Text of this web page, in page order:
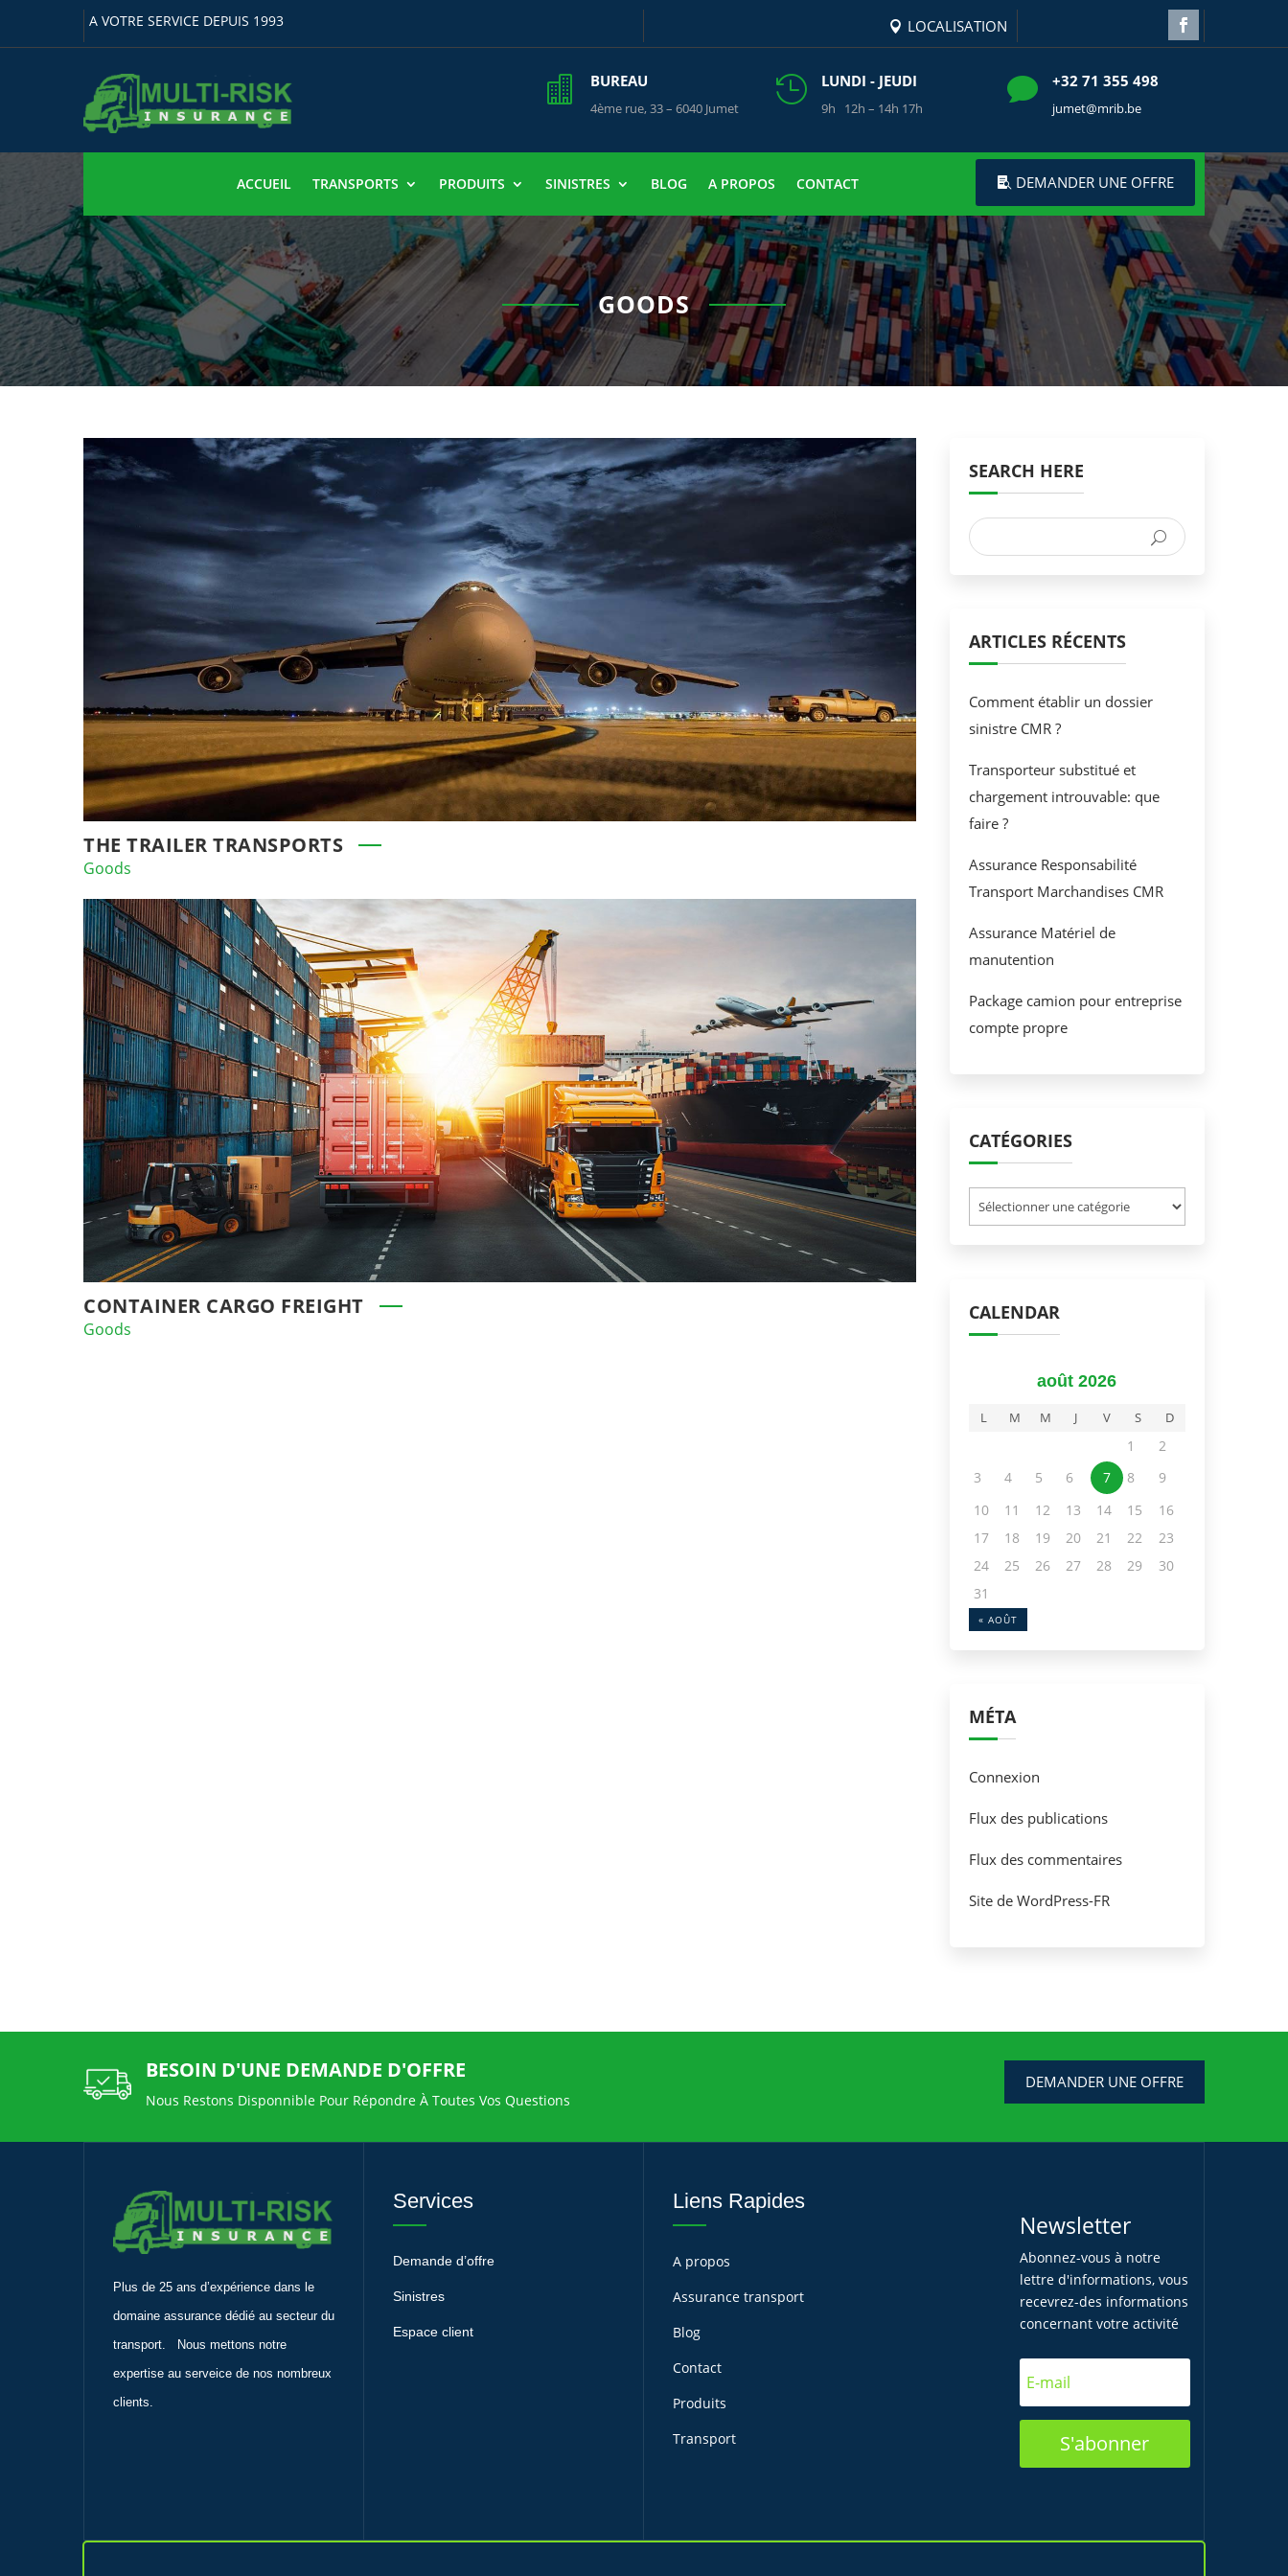
A VOTRE SERVICE DEPUIS 1993 LOCALISATION
 BUREAU
4ème rue, 33 – 6040 Jumet
 LUNDI - JEUDI
9h 12h – 14h 17h
 +32 71 355 498
jumet@mrib.be
ACCUEIL TRANSPORTS PRODUITS SINISTRES BLOG A PROPOS CONTACT DEMANDER UNE OFFRE
GOODS
THE TRAILER TRANSPORTS
Goods
CONTAINER CARGO FREIGHT
Goods
SEARCH HERE
ARTICLES RÉCENTS
Comment établir un dossier
sinistre CMR ?
Transporteur substitué et
chargement introuvable: que
faire ?
Assurance Responsabilité
Transport Marchandises CMR
Assurance Matériel de
manutention
Package camion pour entreprise
compte propre
CATÉGORIES
Catégories
CALENDAR
août 2026
L M M J V S D
1
2
3
4 5 6 7 8
9
10
11 12 13 14 15
16
17
18 19 20 21 22
23
24
25 26 27 28 29
30
31
« AOÛT
MÉTA
Connexion
Flux des publications
Flux des commentaires
Site de WordPress-FR
BESOIN D'UNE DEMANDE D'OFFRE
Nous Restons Disponnible Pour Répondre À Toutes Vos Questions
DEMANDER UNE OFFRE
Plus de 25 ans d’expérience dans le
domaine assurance dédié au secteur du
transport. Nous mettons notre
expertise au serveice de nos nombreux
clients.
Services
Demande d’offre
Sinistres
Espace client
Liens Rapides
A propos
Assurance transport
Blog
Contact
Produits
Transport
Newsletter
Abonnez-vous à notre
lettre d'informations, vous
recevrez-des informations
concernant votre activité
S'abonner